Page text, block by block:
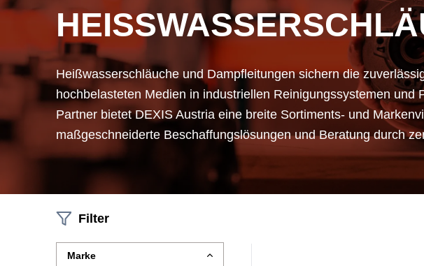
Heißwasserschläuche und Dampfleitungen sichern die
hochbelasteten Medien in industriellen Reinigungssystemen und
Partner bietet DEXIS Austria eine breite Sortiments- und
maßgeschneiderte Beschaffungslösungen und Beratung durch
Filter
Marke